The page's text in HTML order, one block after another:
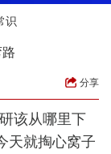
识
分享
该从哪里下
天就掏心窝子